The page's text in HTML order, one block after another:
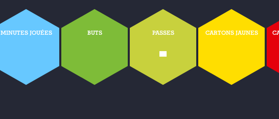
MINUTES JOUÉES BUTS PASSES
-
CARTONS JAUNES